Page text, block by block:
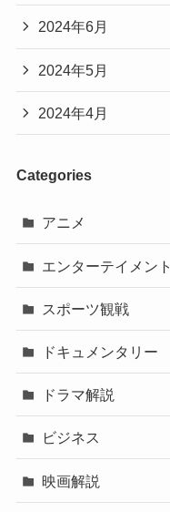
2024年6月
2024年5月
2024年4月
Categories
アニメ
エンターテイメント
スポーツ観戦
ドキュメンタリー
ドラマ解説
ビジネス
映画解説